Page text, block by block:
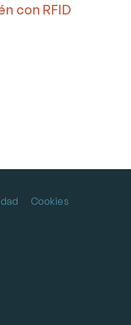
con RFID
Cookies